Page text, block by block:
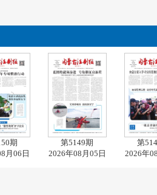
期
月06日
第5149期
2026年08月05日
第
2026年